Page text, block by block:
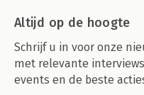
Altijd op de hoogte
Schrijf u in voor onze
met relevante
events en de beste